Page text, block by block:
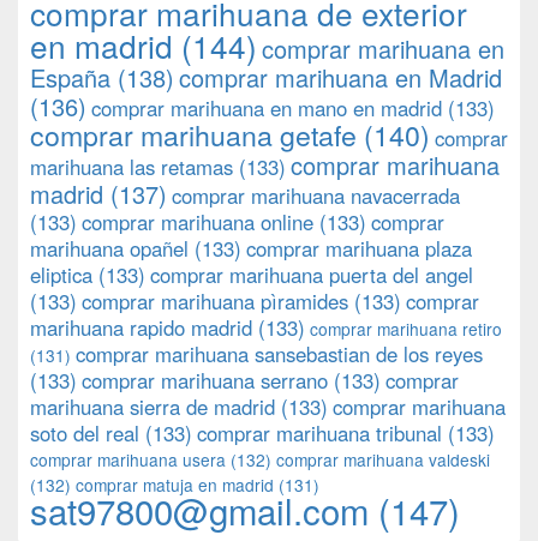
comprar marihuana de exterior
en madrid (144) comprar marihuana en
España (138) comprar marihuana en Madrid
(136) comprar marihuana en mano en madrid (133)
comprar marihuana getafe (140) comprar
marihuana las retamas (133) comprar marihuana
madrid (137) comprar marihuana navacerrada
(133) comprar marihuana online (133) comprar
marihuana opañel (133) comprar marihuana plaza
eliptica (133) comprar marihuana puerta del angel
(133) comprar marihuana pìramides (133) comprar
marihuana rapido madrid (133) comprar marihuana retiro
(131) comprar marihuana sansebastian de los reyes
(133) comprar marihuana serrano (133) comprar
marihuana sierra de madrid (133) comprar marihuana
soto del real (133) comprar marihuana tribunal (133)
comprar marihuana usera (132) comprar marihuana valdeski
(132) comprar matuja en madrid (131)
sat97800@gmail.com (147)